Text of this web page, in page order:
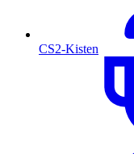
CS2-Kisten